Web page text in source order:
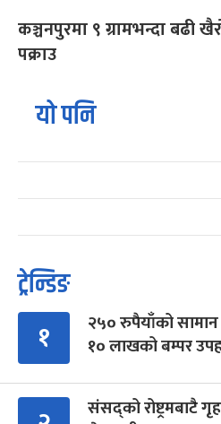
कञ्चनपुरमा ९ ग्रामभन्दा बढी
पक्राउ
यो पनि
ट्रेन्डिङ
१
२५० रुपैयाँको
१० लाखको बम्पर
संसद्को रोष्ट्रमबाटै